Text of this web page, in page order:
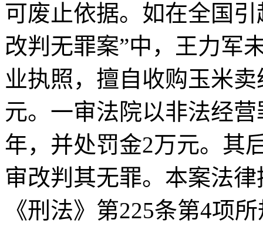
可废止依据。如在全国
改判无罪案”中，王力军
业执照，擅自收购玉米
元。一审法院以非法经
年，并处罚金2万元。其
审改判其无罪。本案法
《刑法》第225条第4项